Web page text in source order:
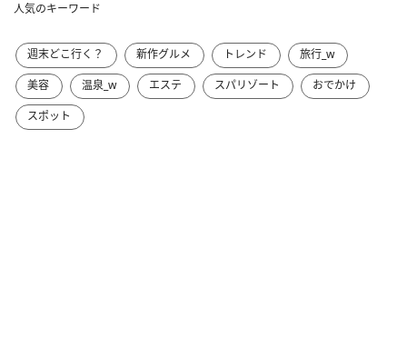
人気のキーワード
週末どこ行く？ 新作グルメ トレンド
旅行_w
美容
温泉_w エステ スパリゾート
おでかけ
スポット